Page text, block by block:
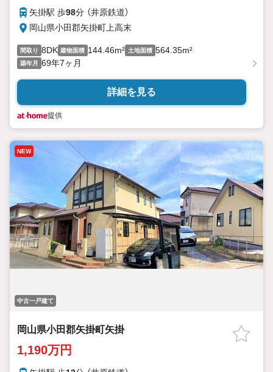
矢掛駅 歩98分 （井原鉄道）
岡山県小田郡矢掛町上高末
間取り 8DK 建物面積 144.46m² 土地面積 564.35m²
築年月 69年7ヶ月
詳細を見る
提供
NEW
中古一戸建て
岡山県小田郡矢掛町矢掛
1,190万円